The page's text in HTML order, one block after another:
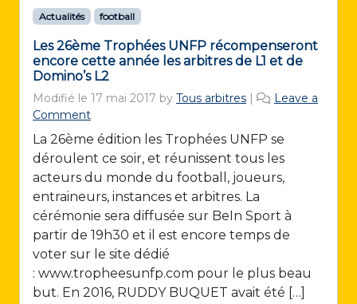
Actualités football
Les 26ème Trophées UNFP récompenseront
encore cette année les arbitres de L1 et de
Domino’s L2
Modifié le 17 mai 2017 by Tous arbitres |
Leave a
Comment
La 26ème édition les Trophées UNFP se
déroulent ce soir, et réunissent tous les
acteurs du monde du football, joueurs,
entraineurs, instances et arbitres. La
cérémonie sera diffusée sur BeIn Sport à
partir de 19h30 et il est encore temps de
voter sur le site dédié
: www.tropheesunfp.com pour le plus beau
but. En 2016, RUDDY BUQUET avait été […]